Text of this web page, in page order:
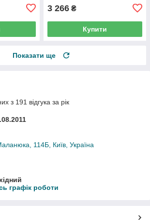
3 266 ₴
Купити
Показати ще
з 191 відгука за рік
114Б, Київ, Україна
графік роботи